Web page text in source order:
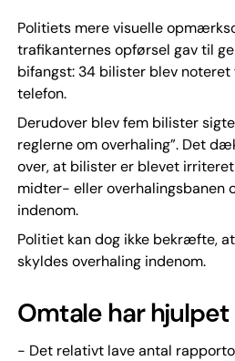
Politiets mere visuelle
trafikanternes opførsel gav til
bifangst: 34 bilister blev
telefon.
Derudover blev fem bilister
reglerne om overhaling”. Det
over, at bilister er blevet
midter- eller overhalingsbanen
indenom.
Politiet kan dog ikke bekræfte,
skyldes overhaling indenom.
Omtale har hjulpet
- Det relativt lave antal